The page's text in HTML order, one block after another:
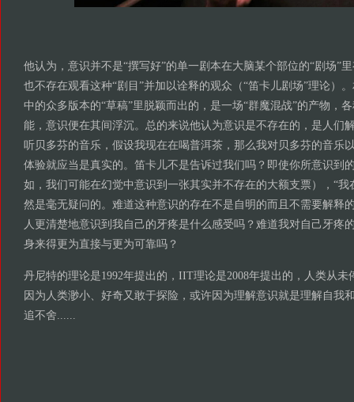
他认为，意识并不是“撰写好”的单一剧本在大脑某个部位的“剧场”
也不存在观看这种“剧目”并加以诠释的观众（“笛卡儿剧场”理论）
中的众多版本的“草稿”里脱颖而出的，是一场“群魔混战”的产物，
能，意识便在其间浮沉。总的来说他认为意识是不存在的，是人们
听贝多芬的音乐，假设我现在在喝普洱茶，那么我对贝多芬的音乐
体验就应当是真实的。笛卡儿不是告诉过我们吗？即使你所意识到
如，我们可能在幻觉中意识到一张其实并不存在的大额支票），“我
然是毫无疑问的。难道这种意识的存在不是自明的而且不需要解释
人更清楚地意识到我自己的牙疼是什么感受吗？难道我对自己牙疼
身来得更为直接与更为可靠吗？
丹尼特的理论是1992年提出的，IIT理论是2008年提出的，人类从未
因为人类渺小、好奇又敢于探险，或许因为理解意识就是理解自我
追不舍......